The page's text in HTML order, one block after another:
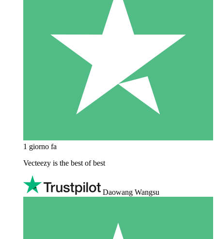
1 giorno fa
Vecteezy is the best of best
Daowang Wangsu